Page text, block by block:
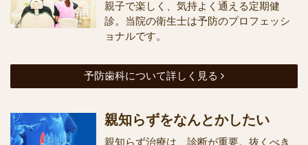
親子で楽しく、気持よく通える定期健
診。当院の衛生士は予防のプロフェッシ
ョナルです。
予防歯科について詳しく見る
親知らずをなんとかしたい
親知らず治療は、診断が重要。抜くべき